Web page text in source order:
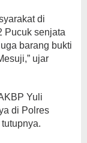
di
Pucuk senjata
barang bukti
ujar
Yuli
di Polres